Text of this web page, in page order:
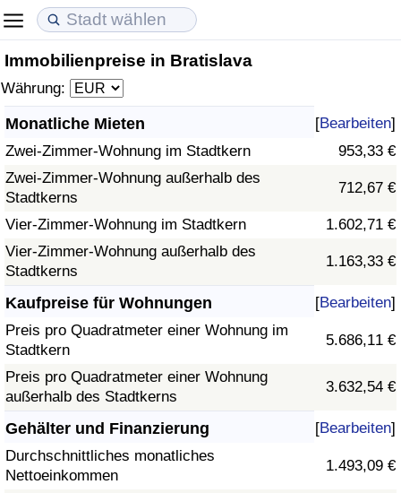
Immobilienpreise in Bratislava
Währung:
Monatliche Mieten [Bearbeiten]
Zwei-Zimmer-Wohnung im Stadtkern
953,33 €
Zwei-Zimmer-Wohnung außerhalb des
Stadtkerns
712,67 €
Vier-Zimmer-Wohnung im Stadtkern
1.602,71 €
Vier-Zimmer-Wohnung außerhalb des
Stadtkerns
1.163,33 €
Kaufpreise für Wohnungen [Bearbeiten]
Preis pro Quadratmeter einer Wohnung im
Stadtkern
5.686,11 €
Preis pro Quadratmeter einer Wohnung
außerhalb des Stadtkerns
3.632,54 €
Gehälter und Finanzierung [Bearbeiten]
Durchschnittliches monatliches
Nettoeinkommen
1.493,09 €
Lebenshaltungskosten
Lebenshaltungskosten-Index (aktuell)
Lebenshaltungskosten-Index
Lebenshaltungskosten-Index nach Land
in Akaba
Immobilienpreise
Immobilienpreis-Index (aktuell)
Immobilienpreis-Index
Immobilienpreis-Index nach Land
Lebensqualität
Lebensqualität-Index
Lebensqualität-Index (aktuell)
Lebensqualitätsindex nach Land
Kriminalität
Kriminalitäts-Index (aktuell)
Kriminalitäts-Index
Kriminalitätsindex nach Land
Gesundheitsversorgung
Gesundheitsversorgungs-Index (aktuell)